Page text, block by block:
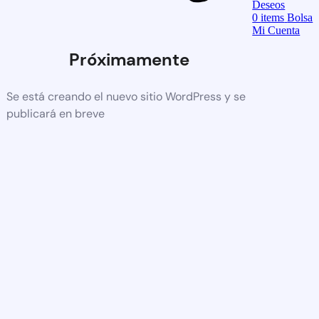
Próximamente
Se está creando el nuevo sitio WordPress y se
publicará en breve
Deseos
0items Bolsa
Mi Cuenta